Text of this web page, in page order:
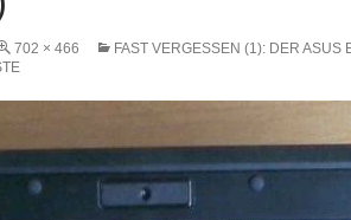
702 × 466
FAST VERGESSEN (1): DER ASUS